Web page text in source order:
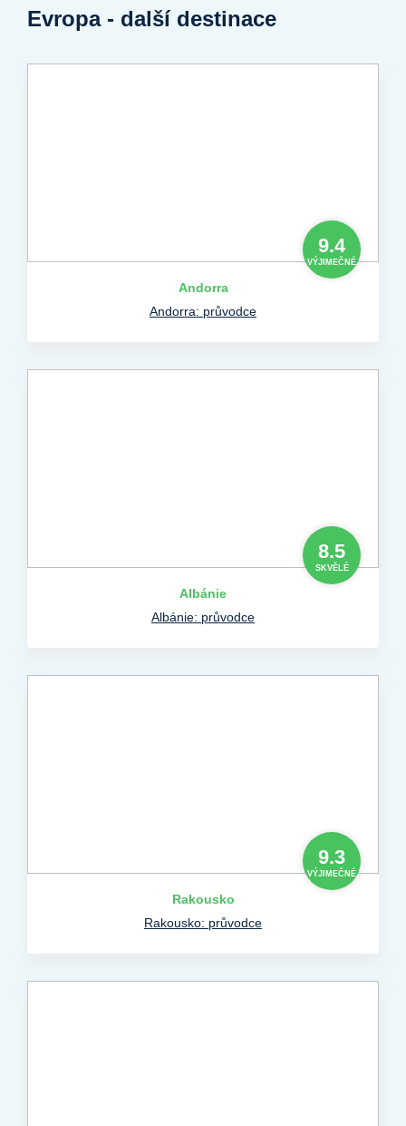
Evropa - další destinace
9.4
VÝJIMEČNÉ
Andorra
Andorra: průvodce
8.5
SKVĚLÉ
Albánie
Albánie: průvodce
9.3
VÝJIMEČNÉ
Rakousko
Rakousko: průvodce